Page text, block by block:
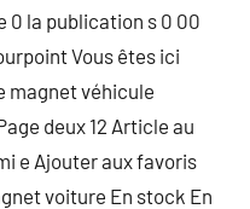
0 la publication s 0 00
Vous êtes ici
magnet véhicule
deux 12 Article au
e Ajouter aux favoris
voiture En stock En